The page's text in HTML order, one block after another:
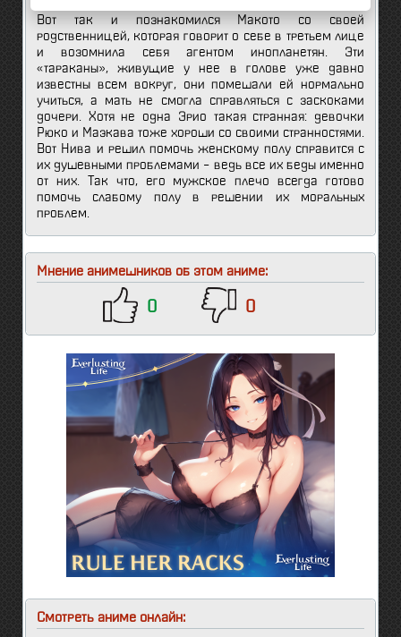
Вот так и познакомился Макото со своей
родственницей, которая говорит о себе в третьем лице
и возомнила себя агентом инопланетян. Эти
«тараканы», живущие у нее в голове уже давно
известны всем вокруг, они помешали ей нормально
учиться, а мать не смогла справляться с заскоками
дочери. Хотя не одна Эрио такая странная: девочки
Рюко и Маэкава тоже хороши со своими странностями.
Вот Нива и решил помочь женскому полу справится с
их душевными проблемами – ведь все их беды именно
от них. Так что, его мужское плечо всегда готово
помочь слабому полу в решении их моральных
проблем.
Мнение анимешников об этом аниме:
0 0
Смотреть аниме онлайн: